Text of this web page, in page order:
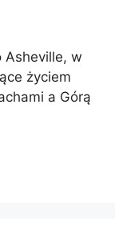
Asheville, w
życiem
a Górą